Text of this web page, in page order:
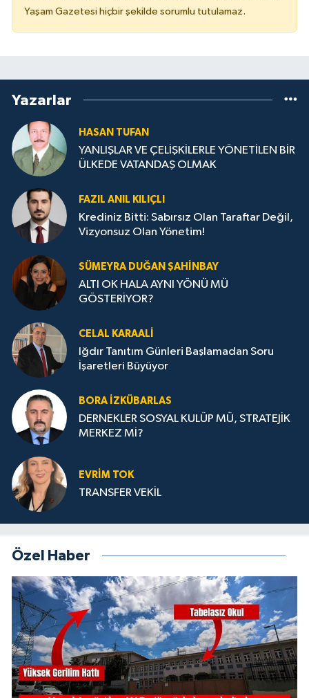
Yaşam Gazetesi hiçbir şekilde sorumlu tutulamaz.
Yazarlar
HASAN TUFAN
YANLIŞLAR VE ÇELİŞKİLERLE YÖNETİLEN BİR
ÜLKEDE VATANDAŞ OLMAK
FAZIL ANIL KILIÇLI
Krediniz Bitti: Sabırsız Olan Taraftar Değil,
Vizyonsuz Olan Yönetim!
SÜMEYRA DUĞAN ŞAHINBAY
ALTI OK HALA AYNI YÖNÜ MÜ
GÖSTERİYOR?
CELAL KARAALİ
Iğdır Tanıtım Günleri Başlamadan Soru
İşaretleri Büyüyor
BORA İZKÜBARLAS
DERNEKLER SOSYAL KULÜP MÜ, STRATEJİK
MERKEZ Mİ?
EVRİM TOK
TRANSFER VEKİL
Özel Haber